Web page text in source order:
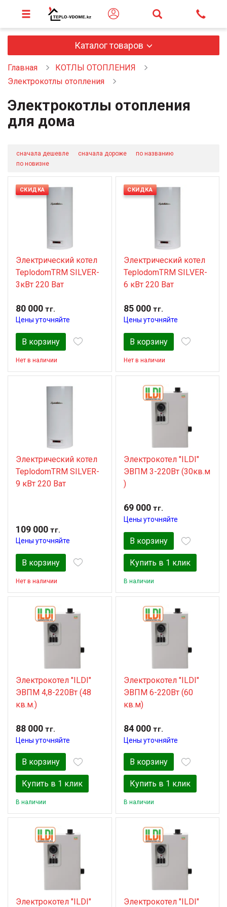
Каталог товаров
Главная
КОТЛЫ ОТОПЛЕНИЯ
Электрокотлы отопления
Электрокотлы отопления
для дома
сначала дешевле сначала дороже
по названию
по новизне
СКИДКА
Электрический котел
TeplodomTRM SILVER-
3кВт 220 Ват
80 000 тг.
Цены уточняйте
В корзину
Нет в наличии
СКИДКА
Электрический котел
TeplodomTRM SILVER-
6 кВт 220 Ват
85 000тг.
Цены уточняйте
В корзину
Нет в наличии
Электрический котел
TeplodomTRM SILVER-
9 кВт 220 Ват
109 000 тг.
Цены уточняйте
В корзину
Нет в наличии
Электрокотел "ILDI"
ЭВПМ 3-220Вт (30кв.м
)
69 000тг.
Цены уточняйте
В корзину
Купить в 1 клик
В наличии
Электрокотел "ILDI"
ЭВПМ 4,8-220Вт (48
кв.м.)
88 000 тг.
Цены уточняйте
В корзину
Купить в 1 клик
В наличии
Электрокотел "ILDI"
ЭВПМ 6-220Вт (60
кв.м)
84 000тг.
Цены уточняйте
В корзину
Купить в 1 клик
В наличии
Электрокотел "ILDI"
Электрокотел "ILDI"